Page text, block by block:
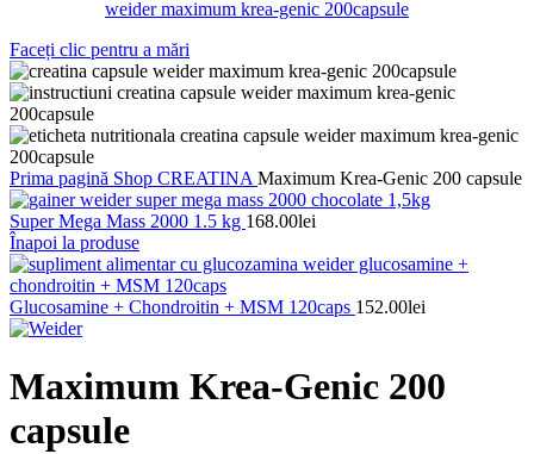
Faceți clic pentru a mări
Prima pagină Shop CREATINA Maximum Krea-Genic 200 capsule
Super Mega Mass 2000 1.5 kg 168.00lei
Înapoi la produse
Glucosamine + Chondroitin + MSM 120caps 152.00lei
Maximum Krea-Genic 200
capsule